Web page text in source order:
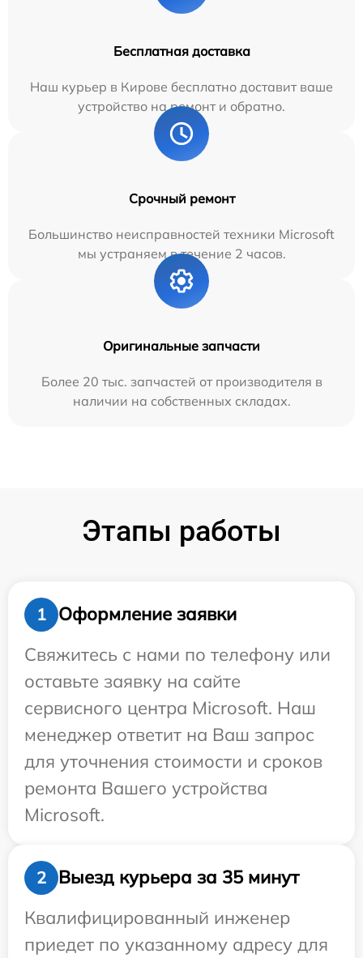
Бесплатная доставка
Наш курьер в Кирове бесплатно доставит ваше
устройство на ремонт и обратно.
Срочный ремонт
Большинство неисправностей техники Microsoft
мы устраняем в течение 2 часов.
Оригинальные запчасти
Более 20 тыс. запчастей от производителя в
наличии на собственных складах.
Этапы работы
1
Оформление заявки
Свяжитесь с нами по телефону или
оставьте заявку на сайте
сервисного центра Microsoft. Наш
менеджер ответит на Ваш запрос
для уточнения стоимости и сроков
ремонта Вашего устройства
Microsoft.
2
Выезд курьера за 35 минут
Квалифицированный инженер
приедет по указанному адресу для